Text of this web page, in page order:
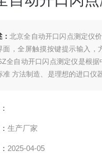
北京全自动开口闪点测定仪
面，全屏触摸按键提示输入，
全自动开口闪点测定仪是根
准 方法制造、是理想的进口仪
生产厂家
2025-04-05